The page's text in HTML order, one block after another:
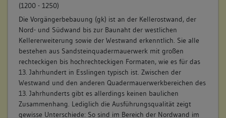
(1200 - 1250)
Die Vorgängerbebauung (gk) ist an der Kellerostwand, der
Nord- und Südwand bis zur Baunaht der westlichen
Kellererweiterung sowie der Westwand erkenntlich. Sie alle
bestehen aus Sandsteinquadermauerwerk mit großen
rechteckigen bis hochrechteckigen Formaten, wie es für das
13. Jahrhundert in Esslingen typisch ist. Zwischen der
Westwand und den anderen Quadermauerwerkbereichen des
13. Jahrhunderts gibt es allerdings keinen baulichen
Zusammenhang. Lediglich die Ausführungsqualität zeigt
gewisse Unterschiede: So sind im Bereich der Nordwand im